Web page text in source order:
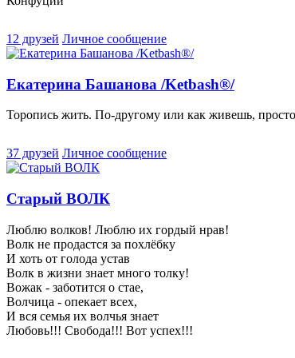
12 друзей Личное сообщение
Екатерина Башанова /Ketbash®/
Торопись жить. По-другому или как живешь,
37 друзей Личное сообщение
Старый ВОЛК
Люблю волков! Люблю их гордый нрав!
Волк не продастся за похлёбку
И хоть от голода устав
Волк в жизни знает много толку!
Вожак - заботится о стае,
Волчица - опекает всех,
И вся семья их волчья знает
Любовь!!! Свобода!!! Вот успех!!!